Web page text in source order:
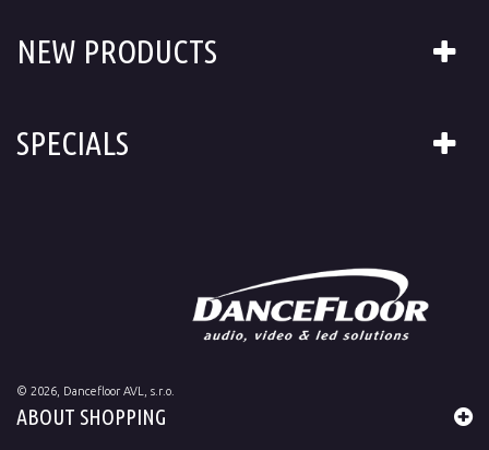
NEW PRODUCTS
SPECIALS
© 2026 , Dancefloor AVL, s.r.o.
ABOUT SHOPPING